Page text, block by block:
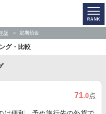
版 定期預金
グ・比較
71.0点